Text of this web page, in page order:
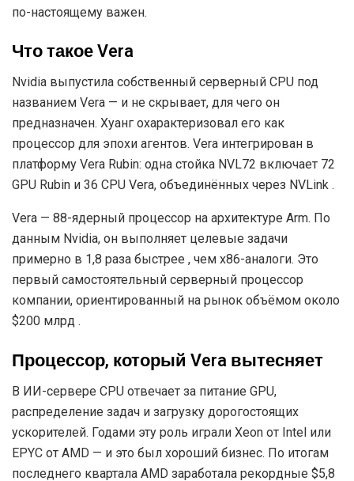
по-настоящему важен.
Что такое Vera
Nvidia выпустила собственный серверный CPU под
названием Vera — и не скрывает, для чего он
предназначен. Хуанг охарактеризовал его как
процессор для эпохи агентов. Vera интегрирован в
платформу Vera Rubin: одна стойка NVL72 включает 72
GPU Rubin и 36 CPU Vera, объединённых через NVLink .
Vera — 88-ядерный процессор на архитектуре Arm. По
данным Nvidia, он выполняет целевые задачи
примерно в 1,8 раза быстрее , чем x86-аналоги. Это
первый самостоятельный серверный процессор
компании, ориентированный на рынок объёмом около
$200 млрд .
Процессор, который Vera вытесняет
В ИИ-сервере CPU отвечает за питание GPU,
распределение задач и загрузку дорогостоящих
ускорителей. Годами эту роль играли Xeon от Intel или
EPYC от AMD — и это был хороший бизнес. По итогам
последнего квартала AMD заработала рекордные $5,8